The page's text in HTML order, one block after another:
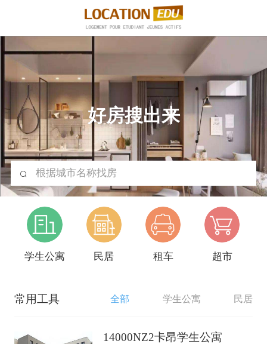
好房搜出来
根据城市名称找房
学生公寓 民居 租车 超市
常用工具 全部 学生公寓 民居
14000NZ2卡昂学生公寓